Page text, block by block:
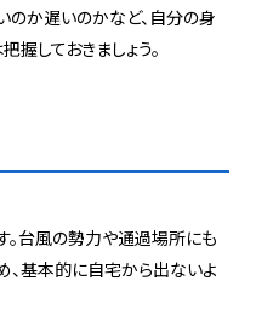
のか遅いのかなど、自分の身
握しておきましょう。
。台風の勢力や通過場所にも
、基本的に自宅から出ないよ